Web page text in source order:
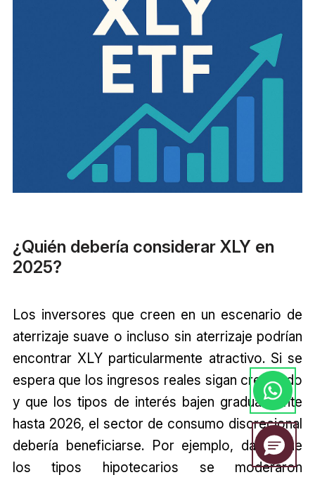
¿Quién debería considerar XLY en
2025?
Los inversores que creen en un escenario de
aterrizaje suave o incluso sin aterrizaje podrían
encontrar XLY particularmente atractivo. Si se
espera que los ingresos reales sigan creciendo
y que los tipos de interés bajen gradualmente
hasta 2026, el sector de consumo discrecional
debería beneficiarse. Por ejemplo, dado que
los tipos hipotecarios se moderaron